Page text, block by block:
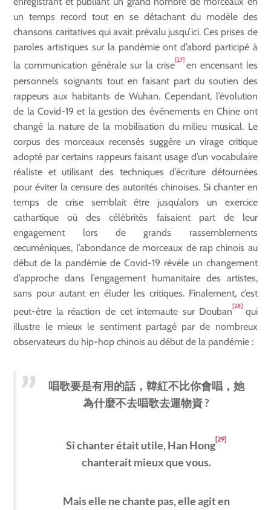
un temps record tout en se détachant du modèle des
chansons caritatives qui avait prévalu jusqu’ici. Ces prises de
paroles artistiques sur la pandémie ont d’abord participé à
la communication générale sur la crise[27]en encensant les
personnels soignants tout en faisant part du soutien des
rappeurs aux habitants de Wuhan. Cependant, l’évolution
de la Covid-19 et la gestion des événements en Chine ont
changé la nature de la mobilisation du milieu musical. Le
corpus des morceaux recensés suggère un virage critique
adopté par certains rappeurs faisant usage d’un vocabulaire
réaliste et utilisant des techniques d’écriture détournées
pour éviter la censure des autorités chinoises. Si chanter en
temps de crise semblait être jusqu’alors un exercice
cathartique où des célébrités faisaient part de leur
engagement lors de grands rassemblements
œcuméniques, l’abondance de morceaux de rap chinois au
début de la pandémie de Covid-19 révèle un changement
d’approche dans l’engagement humanitaire des artistes,
sans pour autant en éluder les critiques. Finalement, c’est
peut-être la réaction de cet internaute sur Douban[28]qui
illustre le mieux le sentiment partagé par de nombreux
observateurs du hip-hop chinois au début de la pandémie :
唱歌要是有用的話，韓紅不比你會唱，她
為什麼不去唱歌去運物資 ?
Si chanter était utile, Han Hong[29]
chanterait mieux que vous.
Mais elle ne chante pas, elle agit en